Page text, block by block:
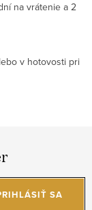
na vrátenie a 2
v hotovosti pri
SA